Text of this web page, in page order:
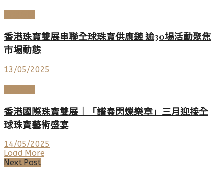
香港珠寶雙展串聯全球珠寶供應鏈 逾30場活動聚焦
市場動態
13/05/2025
香港國際珠寶雙展｜「譜奏閃爍樂章」三月迎接全
球珠寶藝術盛宴
14/05/2025
Load More
Next Post